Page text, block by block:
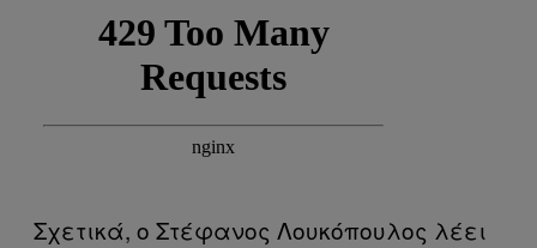
Σχετικά, ο Στέφανος Λουκόπουλος λέει